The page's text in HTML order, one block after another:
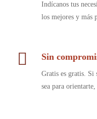
Indícanos tus
los mejores y más
Sin
Gratis es gratis. Si
sea para